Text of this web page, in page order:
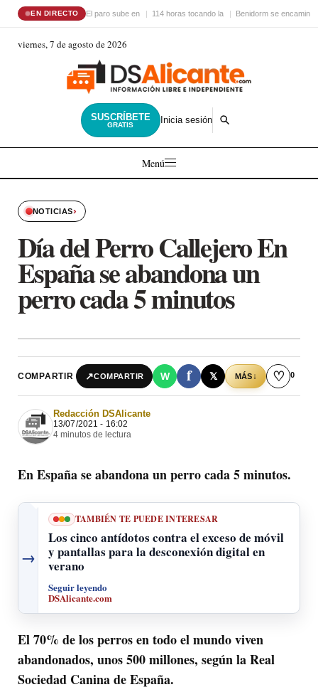
EN DIRECTO El paro sube en 114 horas tocando la Benidorm se encamina
viernes, 7 de agosto de 2026
SUSCRÍBETE
GRATIS Inicia sesión
Menú
NOTICIAS›
Día del Perro Callejero En
España se abandona un
perro cada 5 minutos
COMPARTIR ↗COMPARTIR W f 𝕏 MÁS↓ ♡ 0
Redacción DSAlicante
13/07/2021 - 16:02
4 minutos de lectura
En España se abandona un perro cada 5 minutos.
→
TAMBIÉN TE PUEDE INTERESAR
Los cinco antídotos contra el exceso de móvil
y pantallas para la desconexión digital en
verano
Seguir leyendo
DSAlicante.com
El 70% de los perros en todo el mundo viven
abandonados, unos 500 millones, según la Real
Sociedad Canina de España.